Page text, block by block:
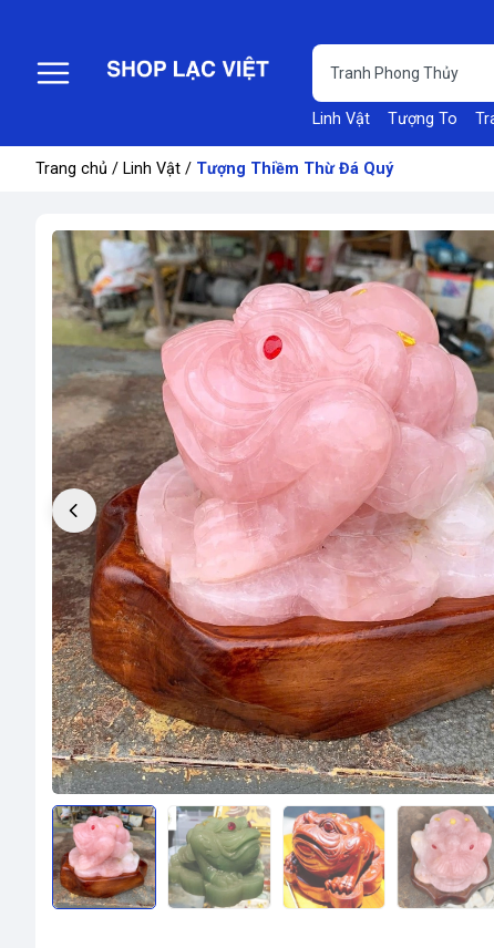
Linh Vật Tượng To
Trang chủ / Linh Vật / Tượng Thiềm Thừ Đá Quý